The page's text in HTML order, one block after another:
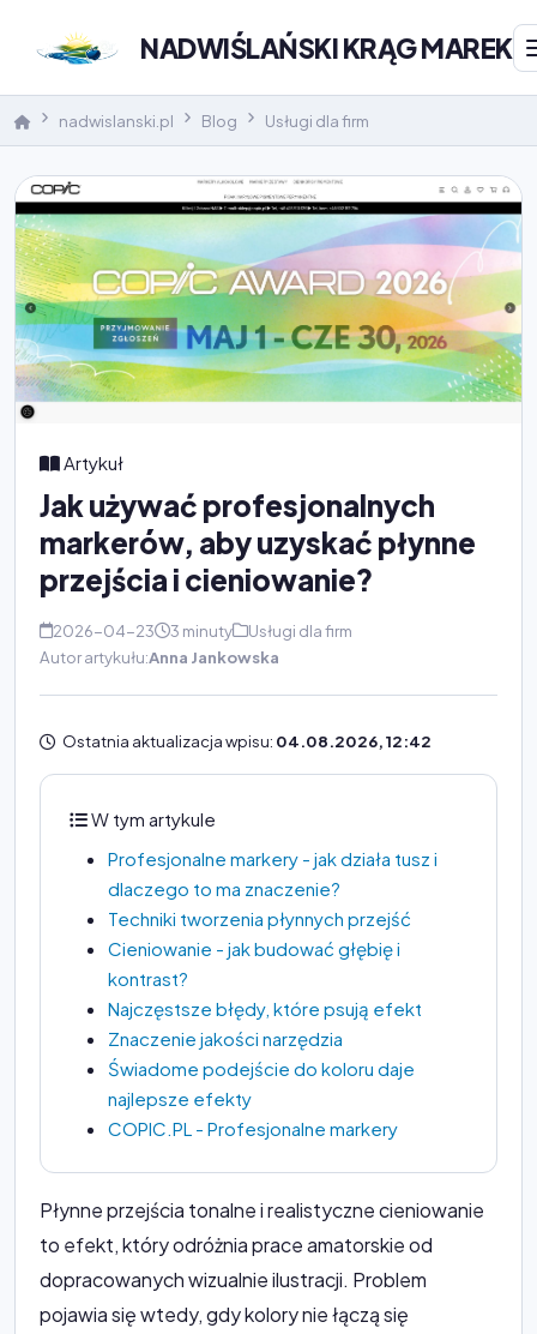
NADWIŚLAŃSKI KRĄG MAREK
nadwislanski.pl Blog Usługi dla firm
Artykuł
Jak używać profesjonalnych
markerów, aby uzyskać płynne
przejścia i cieniowanie?
2026-04-23 3 minuty
Usługi dla firm
Autor artykułu:Anna Jankowska
Ostatnia aktualizacja wpisu: 04.08.2026, 12:42
W tym artykule
Profesjonalne markery - jak działa tusz i
dlaczego to ma znaczenie?
Techniki tworzenia płynnych przejść
Cieniowanie - jak budować głębię i
kontrast?
Najczęstsze błędy, które psują efekt
Znaczenie jakości narzędzia
Świadome podejście do koloru daje
najlepsze efekty
COPIC.PL - Profesjonalne markery
Płynne przejścia tonalne i realistyczne cieniowanie
to efekt, który odróżnia prace amatorskie od
dopracowanych wizualnie ilustracji. Problem
pojawia się wtedy, gdy kolory nie łączą się